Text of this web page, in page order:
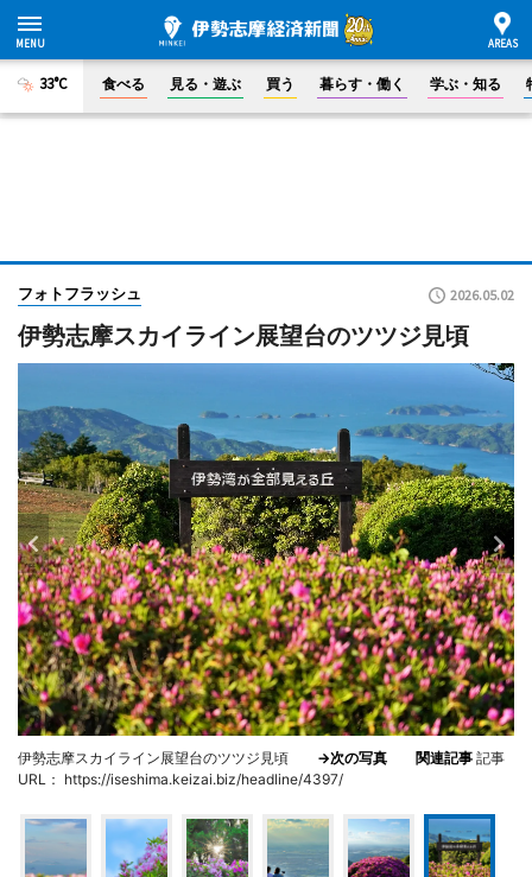
33°C 食べる 見る・遊ぶ 買う 暮らす・働く 学ぶ・知る
フォトフラッシュ 2026.05.02
伊勢志摩スカイライン展望台のツツジ見頃
伊勢志摩スカイライン展望台のツツジ見頃 →次の写真 関連記事 記事
URL： https://iseshima.keizai.biz/headline/4397/